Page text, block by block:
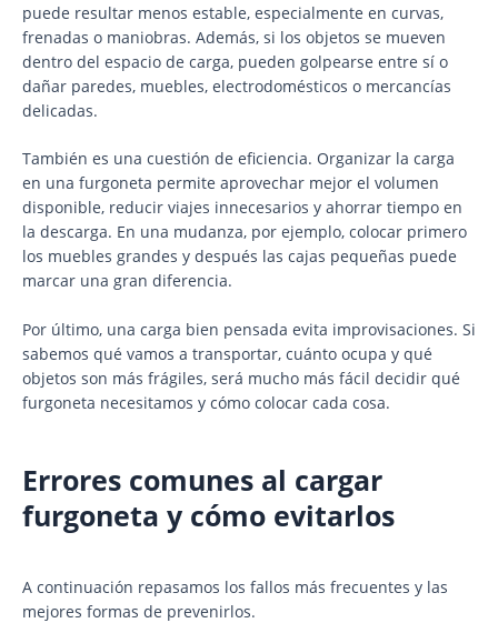
puede resultar menos estable, especialmente en curvas,
frenadas o maniobras. Además, si los objetos se mueven
dentro del espacio de carga, pueden golpearse entre sí o
dañar paredes, muebles, electrodomésticos o mercancías
delicadas.
También es una cuestión de eficiencia. Organizar la carga
en una furgoneta permite aprovechar mejor el volumen
disponible, reducir viajes innecesarios y ahorrar tiempo en
la descarga. En una mudanza, por ejemplo, colocar primero
los muebles grandes y después las cajas pequeñas puede
marcar una gran diferencia.
Por último, una carga bien pensada evita improvisaciones. Si
sabemos qué vamos a transportar, cuánto ocupa y qué
objetos son más frágiles, será mucho más fácil decidir qué
furgoneta necesitamos y cómo colocar cada cosa.
Errores comunes al cargar
furgoneta y cómo evitarlos
A continuación repasamos los fallos más frecuentes y las
mejores formas de prevenirlos.